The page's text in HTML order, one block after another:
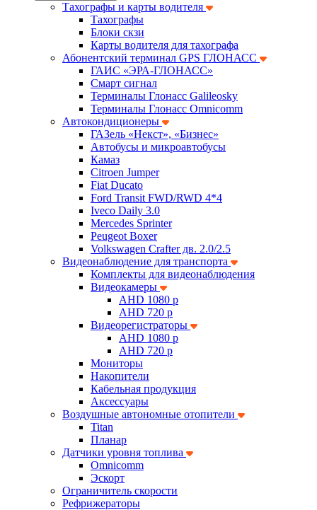
Тахографы и карты водителя
Тахографы
Блоки скзи
Карты водителя для тахографа
Абонентский терминал GPS ГЛОНАСС
ГАИС «ЭРА-ГЛОНАСС»
Смарт сигнал
Терминалы Глонасс Galileosky
Терминалы Глонасс Omnicomm
Автокондиционеры
ГАЗель «Некст», «Бизнес»
Автобусы и микроавтобусы
Камаз
Citroen Jumper
Fiat Ducato
Ford Transit FWD/RWD 4*4
Iveco Daily 3.0
Mercedes Sprinter
Peugeot Boxer
Volkswagen Crafter дв. 2.0/2.5
Видеонаблюдение для транспорта
Комплекты для видеонаблюдения
Видеокамеры
AHD 1080 p
AHD 720 p
Видеорегистраторы
AHD 1080 p
AHD 720 p
Мониторы
Накопители
Кабельная продукция
Аксессуары
Воздушные автономные отопители
Titan
Планар
Датчики уровня топлива
Omnicomm
Эскорт
Ограничитель скорости
Рефрижераторы